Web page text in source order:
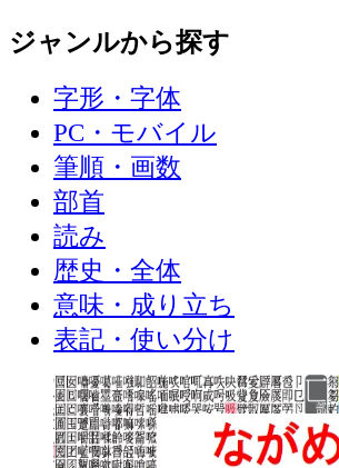
ジャンルから探す
字形・字体
PC・モバイル
筆順・画数
部首
読み
歴史・全体
意味・成り立ち
表記・使い分け